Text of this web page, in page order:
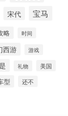
宋代 宝马
略 时间
西游 游戏
礼物 美国
型 还不